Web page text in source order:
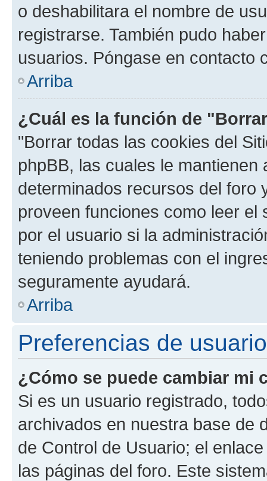
o deshabilitara el nombre de
registrarse. También pudo
usuarios. Póngase en contacto
Arriba
¿Cuál es la función de
"Borrar todas las cookies del
phpBB, las cuales le
determinados recursos del foro
proveen funciones como leer el
por el usuario si la
teniendo problemas con el
seguramente ayudará.
Arriba
Preferencias de
¿Cómo se puede cambiar mi
Si es un usuario registrado,
archivados en nuestra base de
de Control de Usuario; el
las páginas del foro. Este